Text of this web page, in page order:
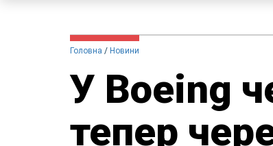
Головна Новини
У Boeing
тепер